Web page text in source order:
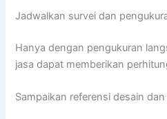
Jadwalkan survei dan
Hanya dengan pengukuran
jasa dapat memberikan
Sampaikan referensi desain